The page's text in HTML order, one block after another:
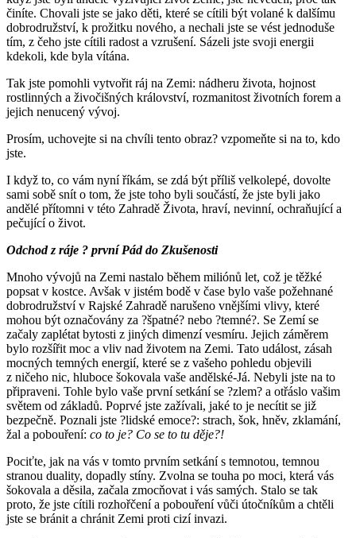
činíte. Chovali jste se jako děti, které se cítili být volané k dalšímu
dobrodružství, k prožitku nového, a nechali jste se vést jednoduše
tím, z čeho jste cítili radost a vzrušení. Sázeli jste svoji energii
kdekoli, kde byla vítána.
Tak jste pomohli vytvořit ráj na Zemi: nádheru života, hojnost
rostlinných a živočišných království, rozmanitost životních forem a
jejich nenucený vývoj.
Prosím, uchovejte si na chvíli tento obraz? vzpomeňte si na to, kdo
jste.
I když to, co vám nyní říkám, se zdá být příliš velkolepé, dovolte
sami sobě snít o tom, že jste toho byli součástí, že jste byli jako
andělé přítomni v této Zahradě Života, hraví, nevinní, ochraňující a
pečující o život.
Odchod z ráje ? první Pád do Zkušenosti
Mnoho vývojů na Zemi nastalo během miliónů let, což je těžké
popsat v kostce. Avšak v jistém bodě v čase bylo vaše požehnané
dobrodružství v Rajské Zahradě narušeno vnějšími vlivy, které
mohou být označovány za ?špatné? nebo ?temné?. Se Zemí se
začaly zaplétat bytosti z jiných dimenzí vesmíru. Jejich záměrem
bylo rozšířit moc a vliv nad životem na Zemi. Tato událost, zásah
mocných temných energií, které se z vašeho pohledu objevili
z ničeho nic, hluboce šokovala vaše andělské-Já. Nebyli jste na to
připraveni. Tohle bylo vaše první setkání se ?zlem? a otřáslo vašim
světem od základů. Poprvé jste zažívali, jaké to je necítit se již
bezpečně. Poznali jste ?lidské emoce?: strach, šok, hněv, zklamání,
žal a pobouření: co to je? Co se to tu děje?!
Pociťte, jak na vás v tomto prvním setkání s temnotou, temnou
stranou duality, dopadly stíny. Zvolna se touha po moci, která vás
šokovala a děsila, začala zmocňovat i vás samých. Stalo se tak
proto, že jste cítili rozhořčení a pobouření vůči útočníkům a chtěli
jste se bránit a chránit Zemi proti cizí invazi.